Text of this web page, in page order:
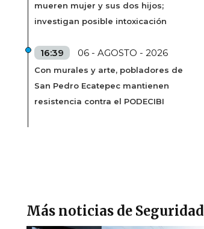
mueren mujer y sus dos hijos;
investigan posible intoxicación
16:39 06 - AGOSTO - 2026
Con murales y arte, pobladores de
San Pedro Ecatepec mantienen
resistencia contra el PODECIBI
Más noticias de Seguridad